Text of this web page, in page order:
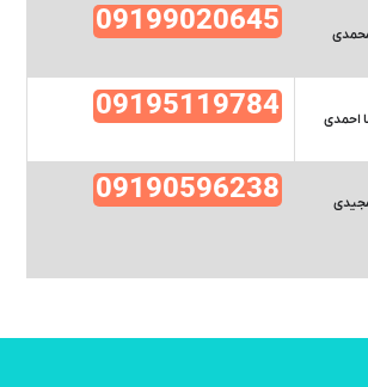
09199020645
09195119784
09190596238